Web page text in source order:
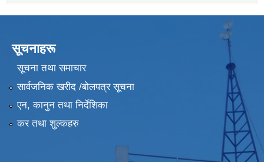
सूचनाहरू
सूचना तथा समाचार
सार्वजनिक खरीद /बोलपत्र सूचना
एन, कानुन तथा निर्देशिका
कर तथा शुल्कहरु